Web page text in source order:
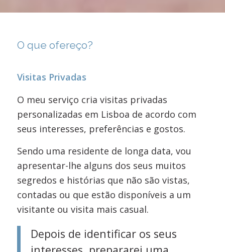
O que ofereço?
Visitas Privadas
O meu serviço cria visitas privadas
personalizadas em Lisboa de acordo com
seus interesses, preferências e gostos.
Sendo uma residente de longa data, vou
apresentar-lhe alguns dos seus muitos
segredos e histórias que não são vistas,
contadas ou que estão disponíveis a um
visitante ou visita mais casual.
Depois de identificar os seus